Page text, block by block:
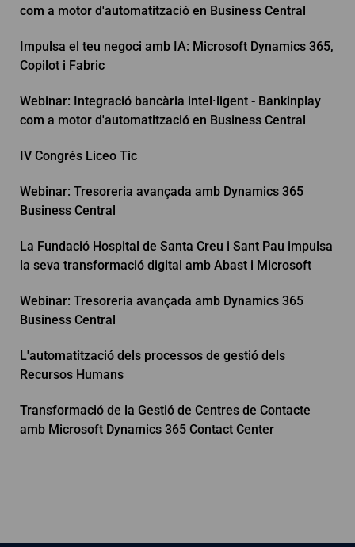
com a motor d'automatització en Business Central
Impulsa el teu negoci amb IA: Microsoft Dynamics 365,
Copilot i Fabric
Webinar: Integració bancària intel·ligent - Bankinplay
com a motor d'automatització en Business Central
IV Congrés Liceo Tic
Webinar: Tresoreria avançada amb Dynamics 365
Business Central
La Fundació Hospital de Santa Creu i Sant Pau impulsa
la seva transformació digital amb Abast i Microsoft
Webinar: Tresoreria avançada amb Dynamics 365
Business Central
L'automatització dels processos de gestió dels
Recursos Humans
Transformació de la Gestió de Centres de Contacte
amb Microsoft Dynamics 365 Contact Center